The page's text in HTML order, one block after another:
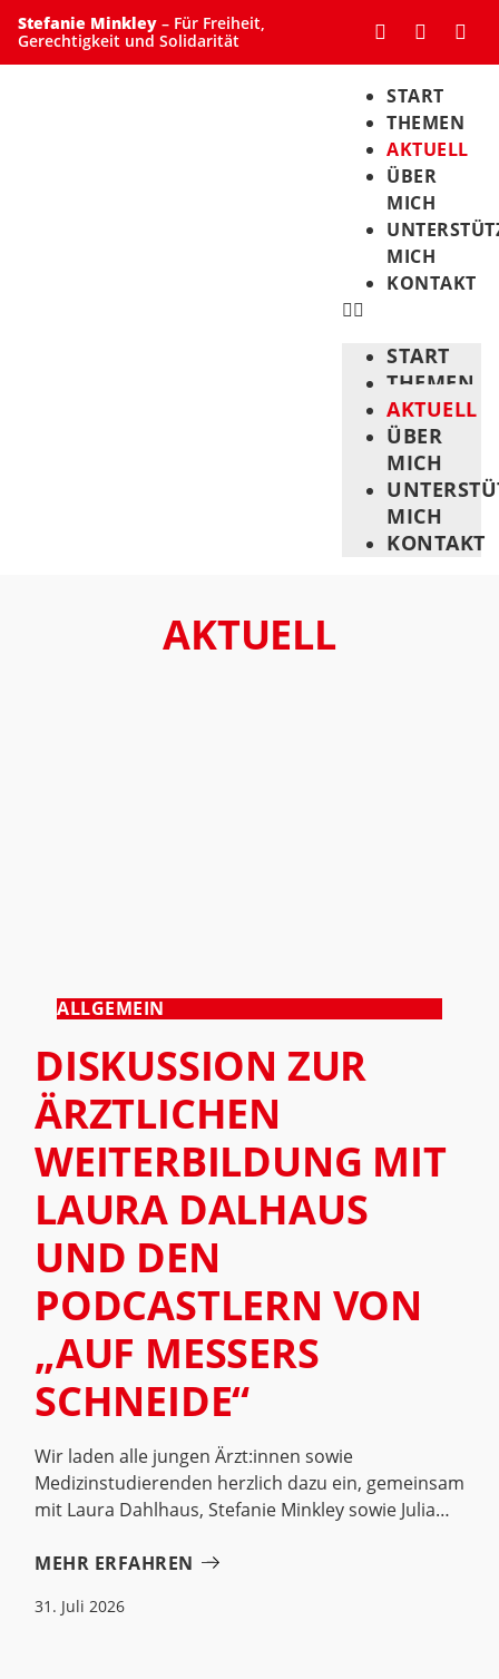
Stefanie Minkley – Für Freiheit,
Gerechtigkeit und Solidarität
START
THEMEN
AKTUELL
ÜBER
MICH
MICH
KONTAKT
START
THEMEN
AKTUELL
ÜBER
MICH
MICH
KONTAKT
AKTUELL
ALLGEMEIN
DISKUSSION ZUR
ÄRZTLICHEN
WEITERBILDUNG MIT
LAURA DALHAUS
UND DEN
PODCASTLERN VON
„AUF MESSERS
SCHNEIDE“
Wir laden alle jungen Ärzt:innen sowie
Medizinstudierenden herzlich dazu ein, gemeinsam
mit Laura Dahlhaus, Stefanie Minkley sowie Julia
MEHR ERFAHREN
31. Juli 2026